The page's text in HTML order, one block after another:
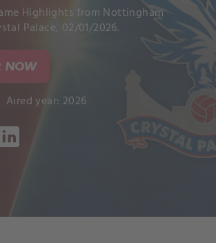
Highlights from Nottingham
Palace, 02/01/2026.
NOW
Aired year: 2026